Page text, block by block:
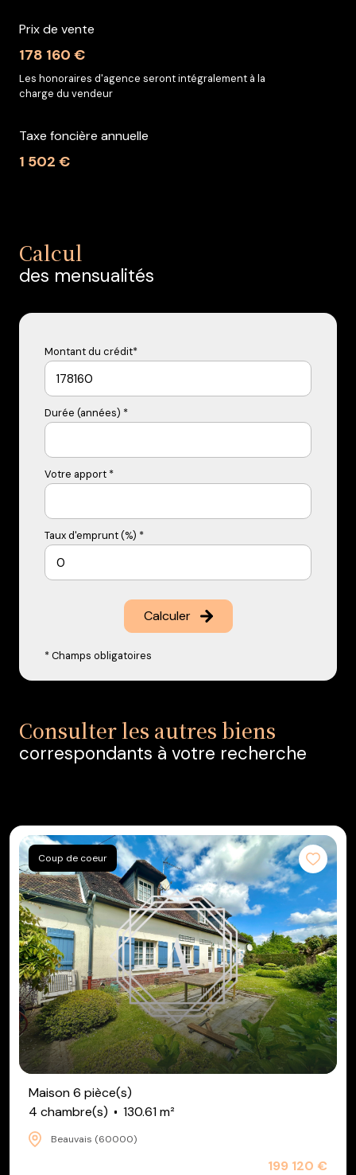
Prix de vente
178 160 €
Les honoraires d'agence seront intégralement à la
charge du vendeur
Taxe foncière annuelle
1 502 €
Calcul
des mensualités
Montant du crédit*
Durée (années) *
Votre apport *
Taux d'emprunt (%) *
Calculer
* Champs obligatoires
Consulter les autres biens
correspondants à votre recherche
Coup de coeur
Maison 6 pièce(s)
4 chambre(s)
130.61 m²
Beauvais (60000)
199 120 €